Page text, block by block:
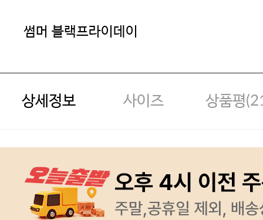
썸머 블랙프라이데이
상세정보 사이즈 상품평(